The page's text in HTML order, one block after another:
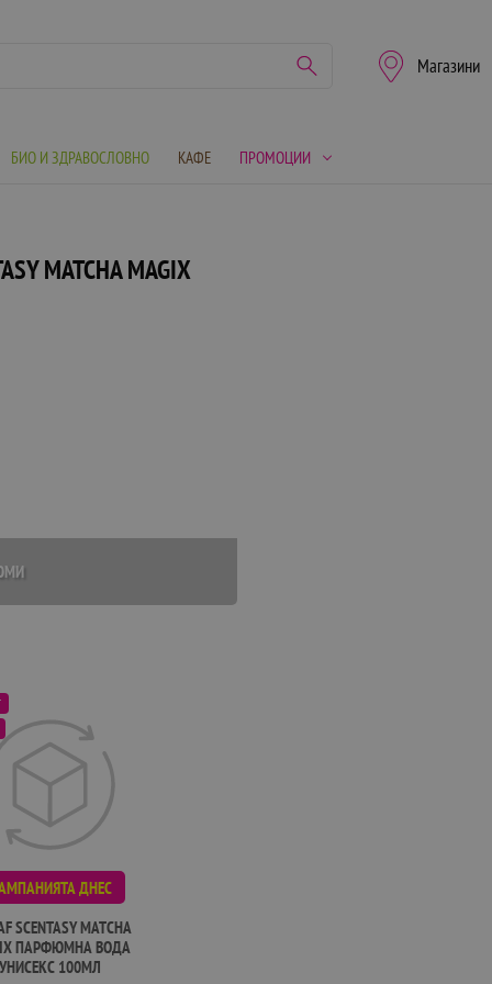
Магазини
БИО И ЗДРАВОСЛОВНО КАФЕ ПРОМОЦИИ
MATCHA MAGIX
ДНЕС
SCENTASY MATCHA
ПАРФЮМНА ВОДА
УНИСЕКС 100МЛ